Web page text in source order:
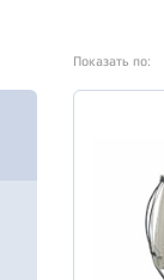
Показать по: